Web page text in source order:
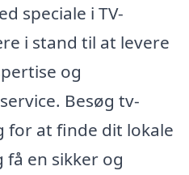
speciale i TV-
i stand til at levere
og
Besøg tv-
for at finde dit lokale
en sikker og